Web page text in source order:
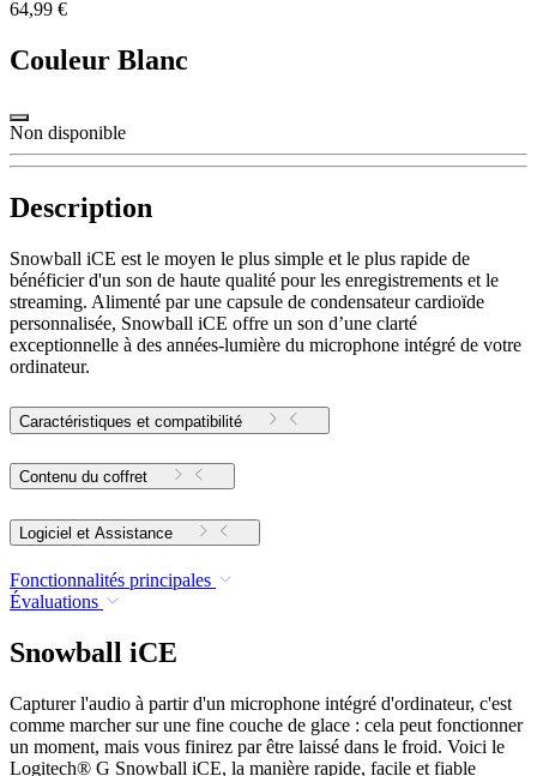
64,99 €
Couleur Blanc
Non disponible
Description
Snowball iCE est le moyen le plus simple et le plus rapide de
bénéficier d'un son de haute qualité pour les enregistrements et le
streaming. Alimenté par une capsule de condensateur cardioïde
personnalisée, Snowball iCE offre un son d’une clarté
exceptionnelle à des années-lumière du microphone intégré de votre
ordinateur.
Caractéristiques et compatibilité
Contenu du coffret
Logiciel et Assistance
Fonctionnalités principales
Évaluations
Snowball iCE
Capturer l'audio à partir d'un microphone intégré d'ordinateur, c'est
comme marcher sur une fine couche de glace : cela peut fonctionner
un moment, mais vous finirez par être laissé dans le froid. Voici le
Logitech® G Snowball iCE, la manière rapide, facile et fiable